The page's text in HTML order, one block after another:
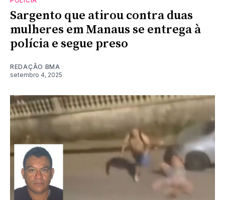
Sargento que atirou contra duas
mulheres em Manaus se entrega à
polícia e segue preso
REDAÇÃO BMA
setembro 4, 2025